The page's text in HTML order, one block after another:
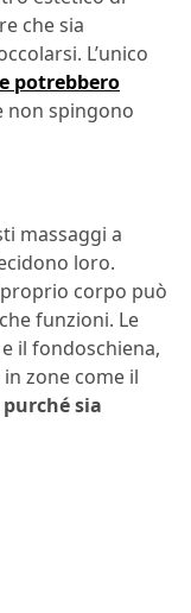
che sia
L’unico
potrebbero
non spingono
massaggi a
loro.
corpo può
funzioni. Le
il fondoschiena,
zone come il
sia